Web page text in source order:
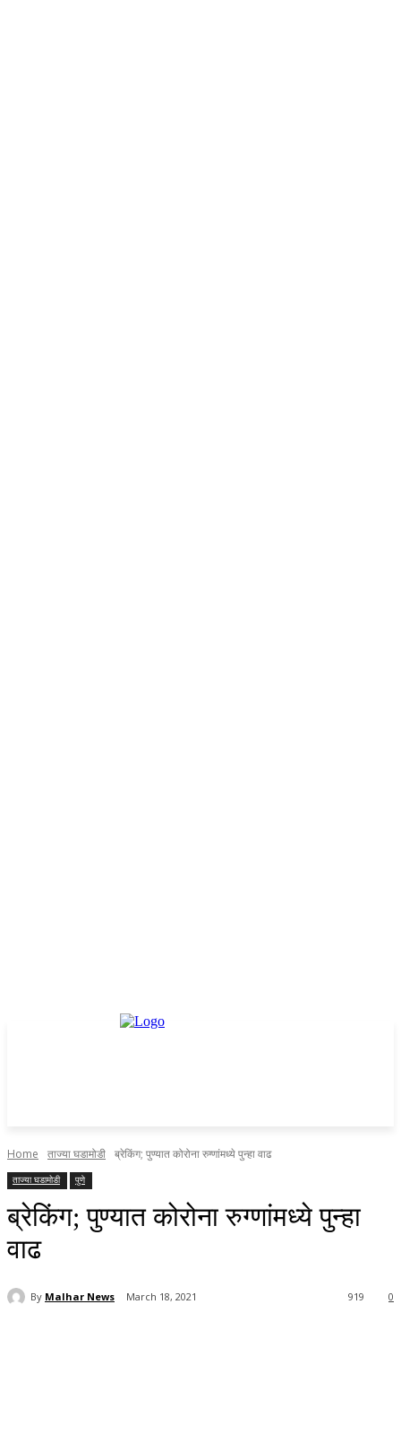
Home ताज्या घडामोडी ब्रेकिंग; पुण्यात कोरोना रुग्णांमध्ये पुन्हा वाढ
ताज्या घडामोडी पुणे
ब्रेकिंग; पुण्यात कोरोना रुग्णांमध्ये पुन्हा
वाढ
By Malhar News March 18, 2021 0
919